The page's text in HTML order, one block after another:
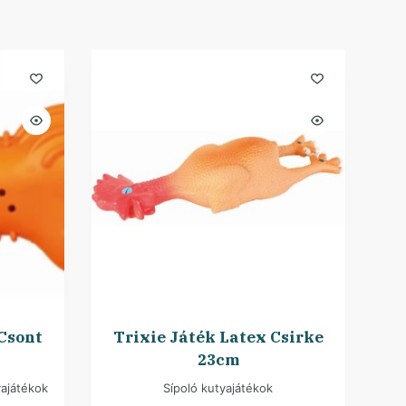
Trixie Játék Latex Csirke
23cm
Sípoló kutyajátékok